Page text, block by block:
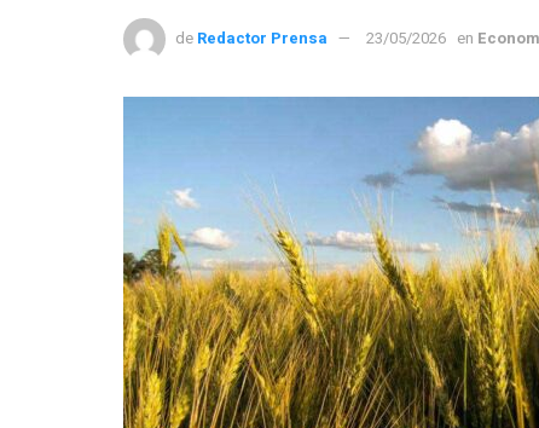
de Redactor Prensa 23/05/2026 en